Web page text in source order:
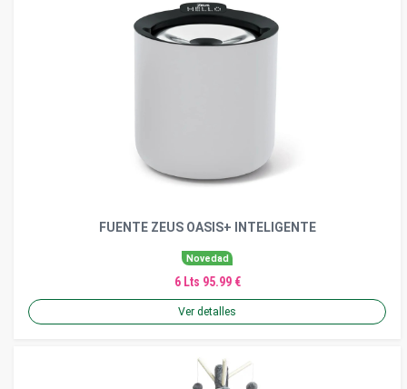
FUENTE ZEUS OASIS+ INTELIGENTE
Novedad
6 Lts 95.99 €
Ver detalles